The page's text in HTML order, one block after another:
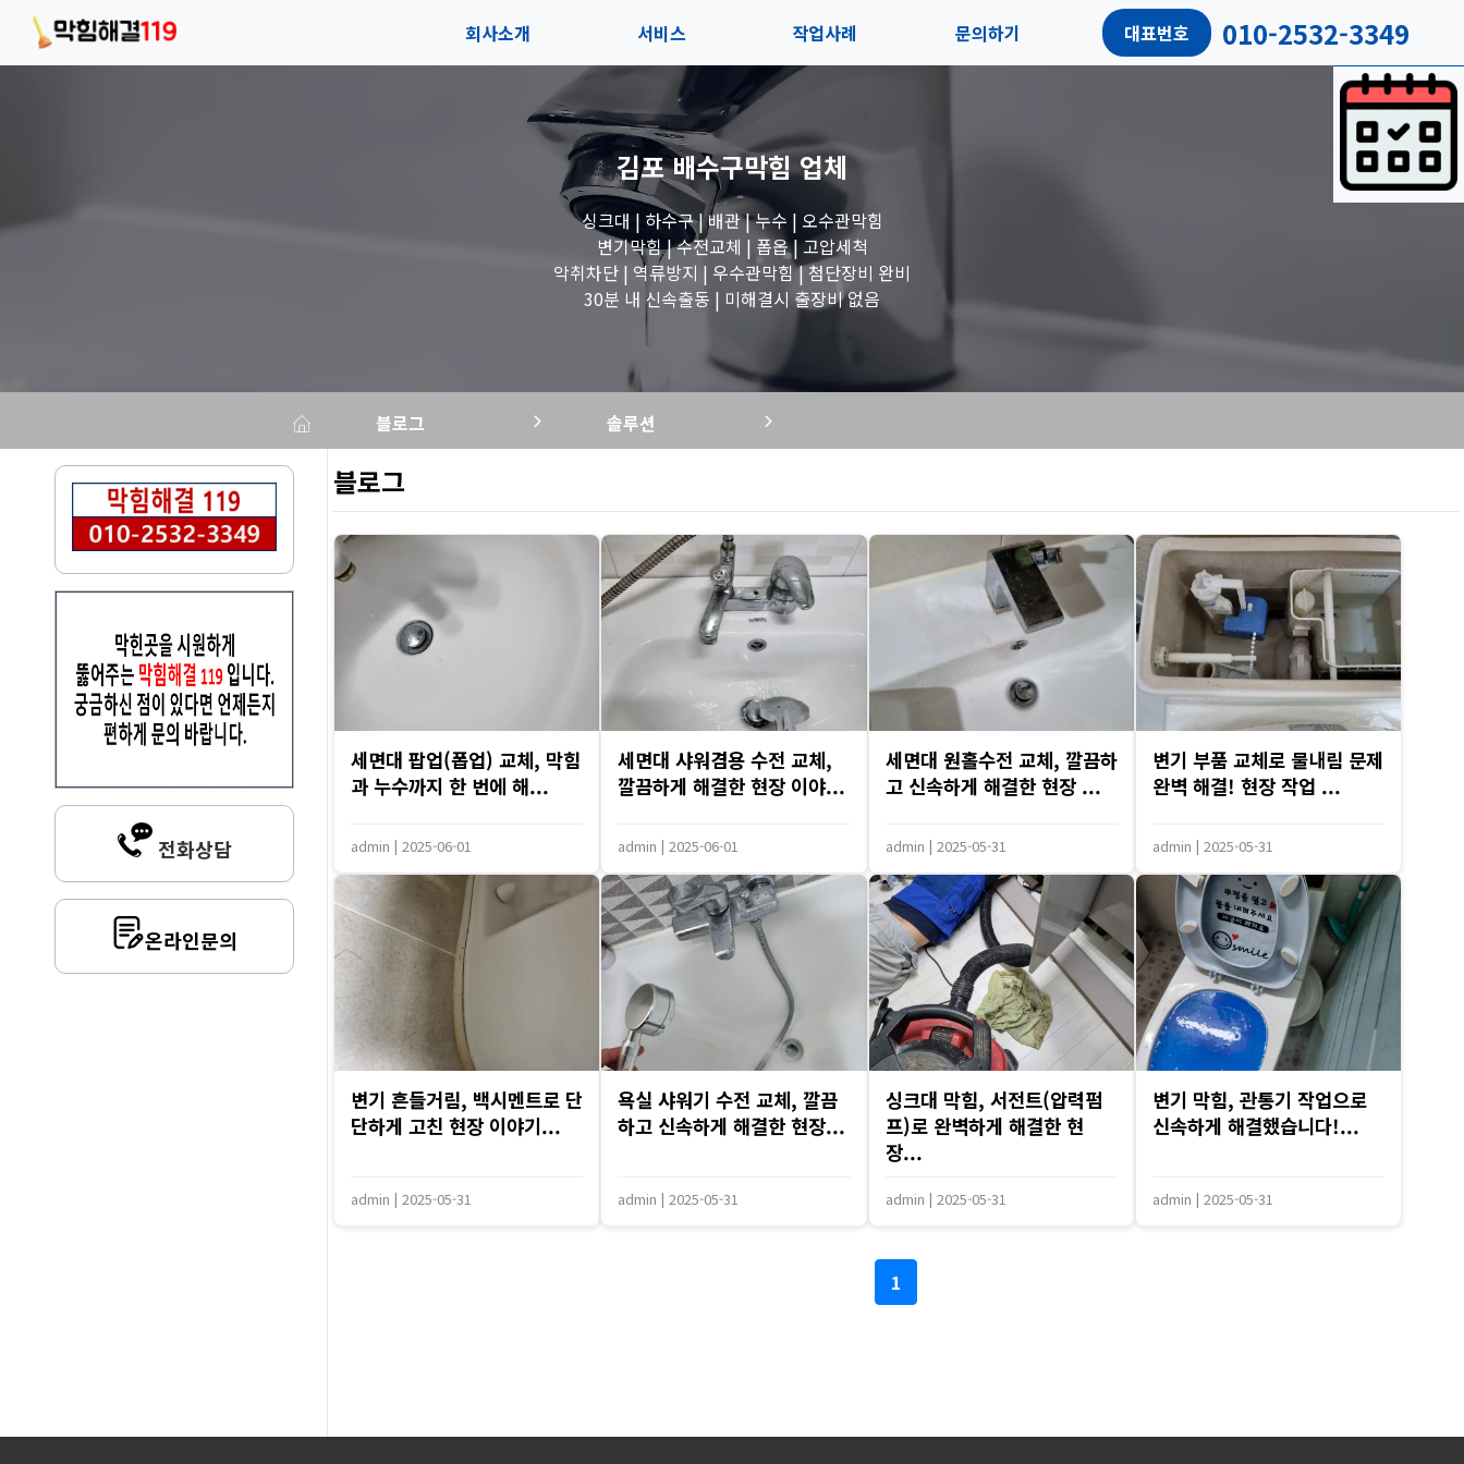
회사소개 서비스
솔루션
블로그
작업사례
세면대 작업
변기 작업
욕조 작업
하수구 작업
문의하기 대표번호 010-2532-3349
김포 배수구막힘업체
싱크대 | 하수구 | 배관 | 누수 | 오수관막힘
변기막힘 | 수전교체 | 폽옵 | 고압세척
악취차단 | 역류방지 | 우수관막힘 | 첨단장비 완비
30분 내 신속출동 | 미해결시 출장비 없음
블로그 솔루션
전화상담
온라인문의
블로그
세면대 팝업(폽업) 교체, 막힘
과 누수까지 한 번에 해...
admin | 2025-06-01
세면대 샤워겸용 수전 교체,
깔끔하게 해결한 현장 이야...
admin |2025-06-01
세면대 원홀수전 교체, 깔끔하
고 신속하게 해결한 현장 ...
admin | 2025-05-31
변기 부품 교체로 물내림 문제
완벽 해결! 현장 작업 ...
admin | 2025-05-31
변기 흔들거림, 백시멘트로 단
단하게 고친 현장 이야기...
admin | 2025-05-31
욕실 샤워기 수전 교체, 깔끔
하고 신속하게 해결한 현장...
admin |2025-05-31
싱크대 막힘, 서전트(압력펌
프)로 완벽하게 해결한 현
장...
admin | 2025-05-31
변기 막힘, 관통기 작업으로
신속하게 해결했습니다!...
admin | 2025-05-31
1